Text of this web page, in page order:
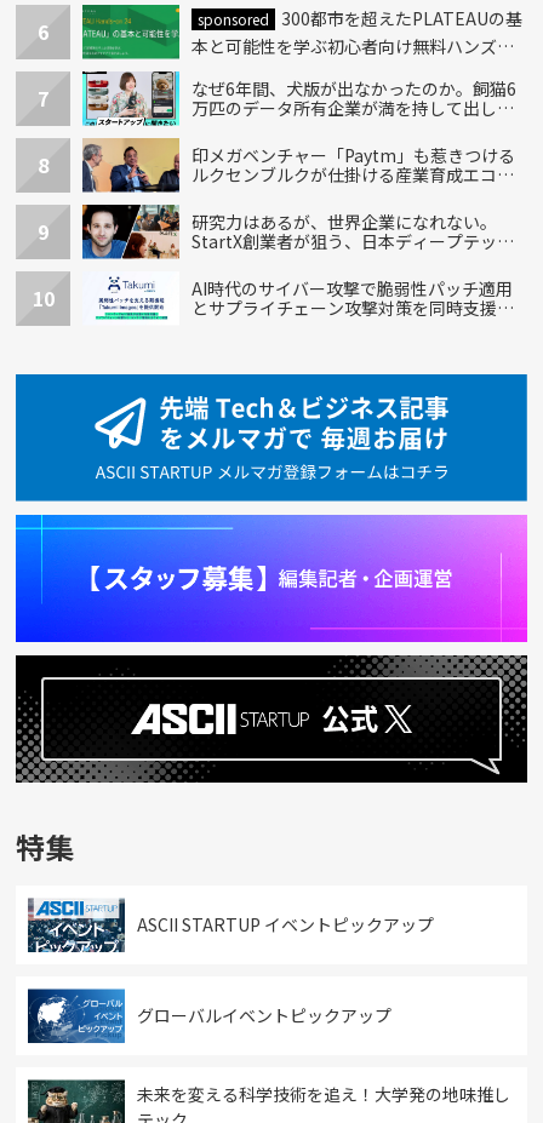
6 sponsored
300都市を超えたPLATEAUの基
本と可能性を学ぶ初心者向け無料ハンズオ
7
なぜ6年間、犬版が出なかったのか。飼猫6
万匹のデータ所有企業が満を持して出し
8
印メガベンチャー「Paytm」も惹きつける
ルクセンブルクが仕掛ける産業育成エコシ
9
研究力はあるが、世界企業になれない。
StartX創業者が狙う、日本ディープテック
10
AI時代のサイバー攻撃で脆弱性パッチ適用
とサプライチェーン攻撃対策を同時支援す
特集
ASCII STARTUP イベントピックアップ
グローバルイベントピックアップ
未来を変える科学技術を追え！大学発の地味推し